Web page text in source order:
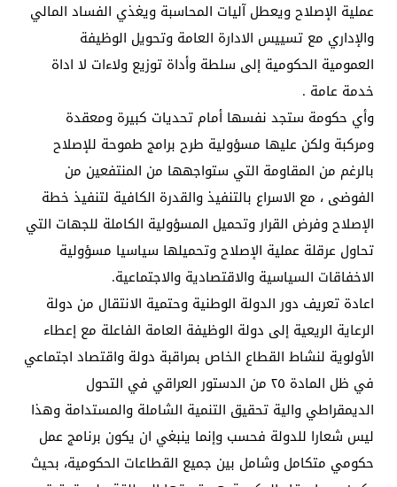
عملية الإصلاح ويعطل آليات المحاسبة ويغذي الفساد المالي
والإداري مع تسييس الادارة العامة وتحويل الوظيفة
العمومية الحكومية إلى سلطة وأداة توزيع ولاءات لا اداة
خدمة عامة .
وأي حكومة ستجد نفسها أمام تحديات كبيرة ومعقدة
ومركبة ولكن عليها مسؤولية طرح برامج طموحة للإصلاح
بالرغم من المقاومة التي ستواجهها من المنتفعين من
الفوضى ، مع الاسراع بالتنفيذ والقدرة الكافية لتنفيذ خطة
الإصلاح وفرض القرار وتحميل المسؤولية الكاملة للجهات التي
تحاول عرقلة عملية الإصلاح وتحميلها سياسيا مسؤولية
الاخفاقات السياسية والاقتصادية والاجتماعية.
اعادة تعريف دور الدولة الوطنية وحتمية الانتقال من دولة
الرعاية الريعية إلى دولة الوظيفة العامة الفاعلة مع إعطاء
الأولوية لنشاط القطاع الخاص بمراقبة دولة واقتصاد اجتماعي
في ظل المادة ٢٥ من الدستور العراقي في التحول
الديمقراطي والية تحقيق التنمية الشاملة والمستدامة وهذا
ليس شعارا للدولة فحسب وإنما ينبغي ان يكون برنامج عمل
حكومي متكامل وشامل بين جميع القطاعات الحكومية، بحيث